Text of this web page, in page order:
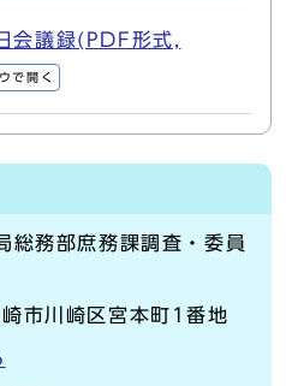
議録(PDF形式,
で開く
総務部庶務課調査・委員
市川崎区宮本町1番地